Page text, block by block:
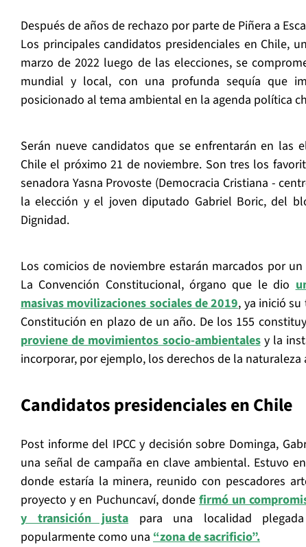
Después de años de rechazo por parte de Piñera a
Los principales candidatos presidenciales en Chile,
marzo de 2022 luego de las elecciones, se
mundial y local, con una profunda sequía que
posicionado al tema ambiental en la agenda política
Serán nueve candidatos que se enfrentarán en las
Chile el próximo 21 de noviembre. Son tres los
senadora Yasna Provoste (Democracia Cristiana -
la elección y el joven diputado Gabriel Boric, del
Dignidad.
Los comicios de noviembre estarán marcados por
La Convención Constitucional, órgano que le dio
masivas movilizaciones sociales de 2019, ya inició
Constitución en plazo de un año. De los 155
proviene de movimientos socio-ambientalesy la
incorporar, por ejemplo, los derechos de la naturaleza
Candidatos presidenciales en Chile
Post informe del IPCC y decisión sobre Dominga,
una señal de campaña en clave ambiental. Estuvo
donde estaría la minera, reunido con pescadores
proyecto y en Puchuncaví, donde firmó un
y transición justapara una localidad
popularmente como una “zona de sacrificio”.